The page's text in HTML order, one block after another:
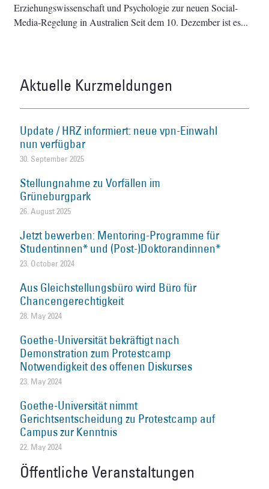
Erziehungswissenschaft und Psychologie zur neuen Social-
Media-Regelung in Australien Seit dem 10. Dezember ist es
Aktuelle Kurzmeldungen
Update / HRZ informiert: neue vpn-Einwahl
nun verfügbar
30. September 2025
Stellungnahme zu Vorfällen im
Grüneburgpark
26. August 2025
Jetzt bewerben: Mentoring-Programme für
Studentinnen* und (Post-)Doktorandinnen*
23. October 2024
Aus Gleichstellungsbüro wird Büro für
Chancengerechtigkeit
28. May 2024
Goethe-Universität bekräftigt nach
Demonstration zum Protestcamp
Notwendigkeit des offenen Diskurses
23. May 2024
Goethe-Universität nimmt
Gerichtsentscheidung zu Protestcamp auf
Campus zur Kenntnis
22. May 2024
Öffentliche Veranstaltungen